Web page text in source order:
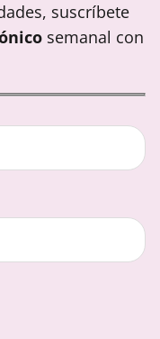
suscríbete
semanal con